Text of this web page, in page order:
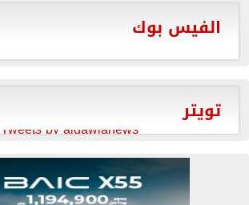
الفيس بوك
تويتر
Tweets by aldawlanews